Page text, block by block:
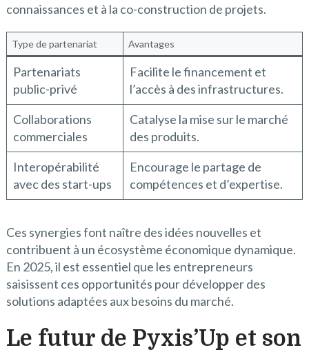
connaissances et à la co-construction de projets.
Type de partenariat Avantages
Partenariats
public-privé
Facilite le financement et
l’accès à des infrastructures.
Collaborations
commerciales
Catalyse la mise sur le marché
des produits.
Interopérabilité
avec des start-ups
Encourage le partage de
compétences et d’expertise.
Ces synergies font naître des idées nouvelles et
contribuent à un écosystème économique dynamique.
En 2025, il est essentiel que les entrepreneurs
saisissent ces opportunités pour développer des
solutions adaptées aux besoins du marché.
Le futur de Pyxis’Up et son